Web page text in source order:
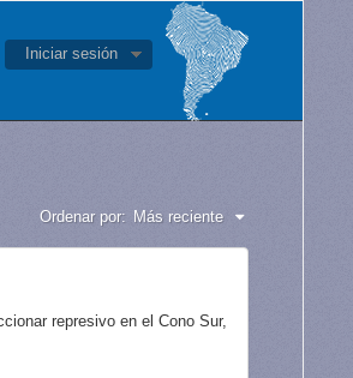
Iniciar sesión
Ordenar por: Más reciente
represivo en el Cono Sur,